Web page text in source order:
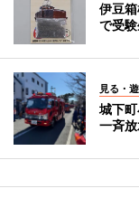
伊豆
で受
見る・
城下
一斉